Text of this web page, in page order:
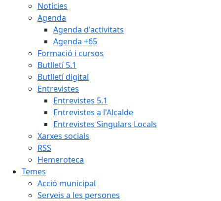
Notícies
Agenda
Agenda d'activitats
Agenda +65
Formació i cursos
Butlletí 5.1
Butlletí digital
Entrevistes
Entrevistes 5.1
Entrevistes a l'Alcalde
Entrevistes Singulars Locals
Xarxes socials
RSS
Hemeroteca
Temes
Acció municipal
Serveis a les persones